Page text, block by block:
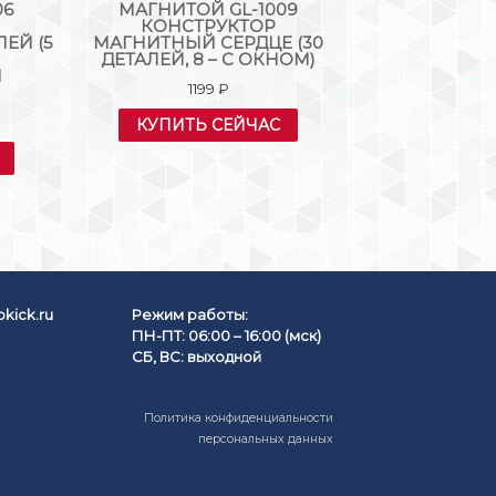
(5
МАГНИТОЙ GL-1009
КОНСТРУКТОР
МАГНИТНЫЙ СЕРДЦЕ (30
ДЕТАЛЕЙ, 8 – С ОКНОМ)
1199 ₽
КУПИТЬ СЕЙЧАС
Режим работы:
ПН-ПТ: 06:00 – 16:00 (мск)
СБ, ВС: выходной
Политика конфиденциальности
персональных данных